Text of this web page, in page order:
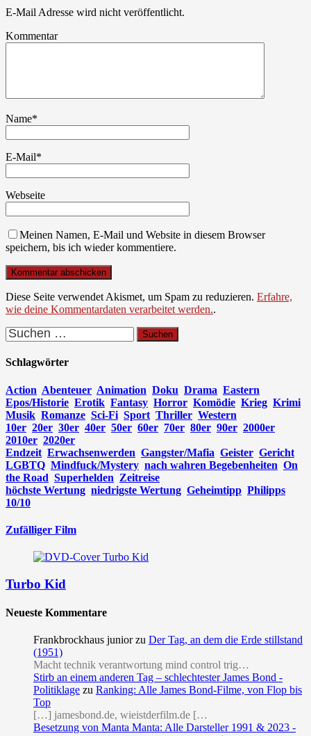
E-Mail Adresse wird nicht veröffentlicht.
Kommentar
Name*
E-Mail*
Webseite
Meinen Namen, E-Mail und Website in diesem Browser
speichern, bis ich wieder kommentiere.
Diese Seite verwendet Akismet, um Spam zu reduzieren. Erfahre,
wie deine Kommentardaten verarbeitet werden..
Suchen
nach:
Schlagwörter
Action Abenteuer Animation Doku Drama Eastern
Epos/Historie Erotik Fantasy Horror Komödie Krieg Krimi
Musik Romanze Sci-Fi Sport Thriller Western
10er 20er 30er 40er 50er 60er 70er 80er 90er 2000er
2010er 2020er
Endzeit Erwachsenwerden Gangster/Mafia Geister Gericht
LGBTQ Mindfuck/Mystery nach wahren Begebenheiten On
the Road Superhelden Zeitreise
höchste Wertung niedrigste Wertung Geheimtipp Philipps
10/10
Zufälliger Film
Turbo Kid
Neueste Kommentare
Frankbrockhaus junior zu Der Tag, an dem die Erde stillstand
(1951)
Macht technik verantwortung mind control trig…
Stirb an einem anderen Tag – schlechtester James Bond -
Politiklage zu Ranking: Alle James Bond-Filme, von Flop bis
Top
[…] jamesbond.de, wieistderfilm.de […
Besetzung von Manta Manta: Alle Darsteller 1991 & 2023 -